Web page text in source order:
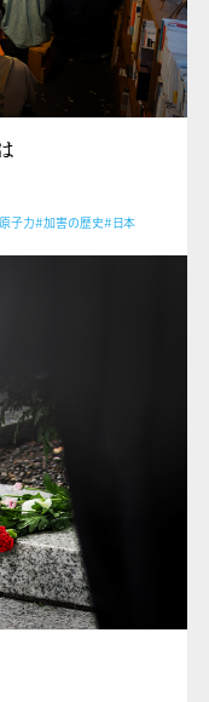
子力#加害の歴史#日本